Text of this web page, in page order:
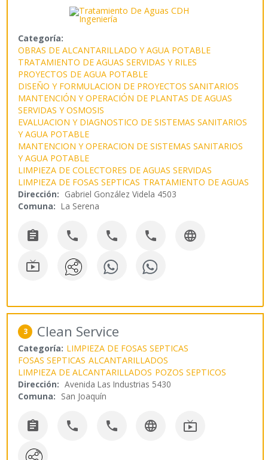
Categoría:
OBRAS DE ALCANTARILLADO Y AGUA POTABLE
TRATAMIENTO DE AGUAS SERVIDAS Y RILES
PROYECTOS DE AGUA POTABLE
DISEÑO Y FORMULACION DE PROYECTOS SANITARIOS
MANTENCIÓN Y OPERACIÓN DE PLANTAS DE AGUAS
SERVIDAS Y OSMOSIS
EVALUACION Y DIAGNOSTICO DE SISTEMAS SANITARIOS
Y AGUA POTABLE
MANTENCION Y OPERACION DE SISTEMAS SANITARIOS
Y AGUA POTABLE
LIMPIEZA DE COLECTORES DE AGUAS SERVIDAS
LIMPIEZA DE FOSAS SEPTICAS TRATAMIENTO DE AGUAS
Dirección: Gabriel González Videla 4503
Comuna: La Serena
    

3 Clean Service
Categoría: LIMPIEZA DE FOSAS SEPTICAS
FOSAS SEPTICAS ALCANTARILLADOS
LIMPIEZA DE ALCANTARILLADOS POZOS SEPTICOS
Dirección: Avenida Las Industrias 5430
Comuna: San Joaquín
    